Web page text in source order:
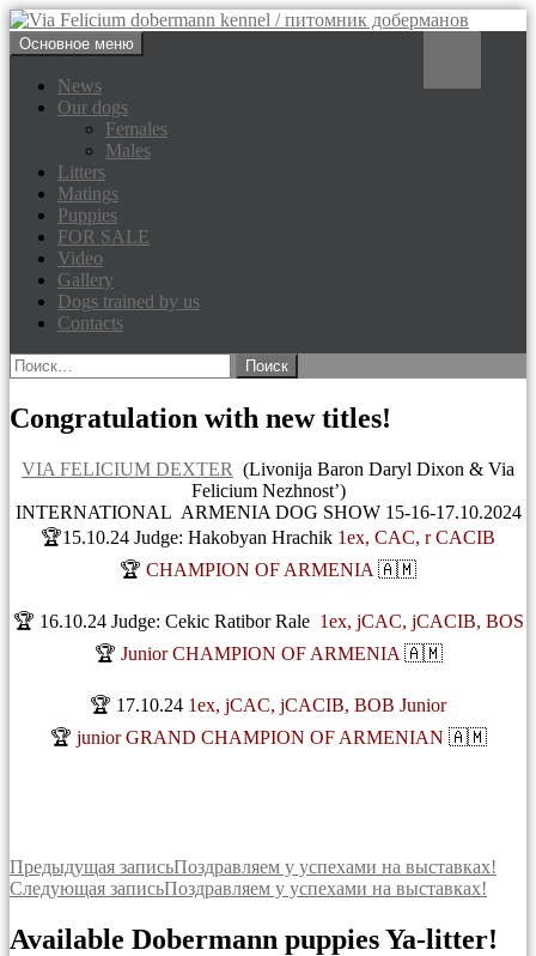
Via Felicium dobermann
kennel / питомник доберманов
Основное меню
к
News
Our dogs
Females
Males
Litters
Matings
Puppies
FOR SALE
Video
Gallery
Dogs trained by us
Contacts
Найти:
Congratulation with new titles!
VIA FELICIUM DEXTER (Livonija Baron Daryl Dixon & Via
Felicium Nezhnost’)
INTERNATIONAL ARMENIA DOG SHOW 15-16-17.10.2024
🏆15.10.24 Judge: Hakobyan Hrachik 1ех, CAC, r CACIB
🏆 CHAMPION OF ARMENIA 🇦🇲
🏆 16.10.24 Judge: Cekic Ratibor Rale 1ex, jCAC, jCACIB, BOS
🏆 Junior CHAMPION OF ARMENIA 🇦🇲
🏆 17.10.24 1ex, jCAC, jCACIB, BOB Junior
🏆 junior GRAND CHAMPION OF ARMENIAN 🇦🇲
Навигация
по
записям
Предыдущая записьПоздравляем у успехами на выставках!
Следующая записьПоздравляем у успехами на выставках!
Available Dobermann puppies Ya-litter!